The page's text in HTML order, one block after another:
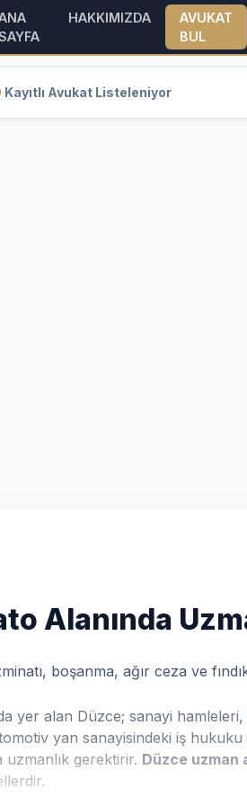
HAKKIMIZDA
AVUKAT
BUL
Kayıtlı Avukat Listeleniyor
Alanında
boşanma, ağır ceza ve
yer alan Düzce; sanayi
yan sanayisindeki iş hukuku
gerektirir. Düzce uzman